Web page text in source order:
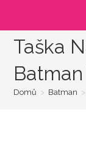
Taška
Domů > Batman >